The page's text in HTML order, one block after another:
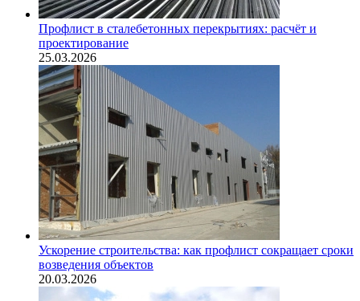
Профлист в сталебетонных перекрытиях: расчёт и
проектирование
25.03.2026
Ускорение строительства: как профлист сокращает сроки
возведения объектов
20.03.2026